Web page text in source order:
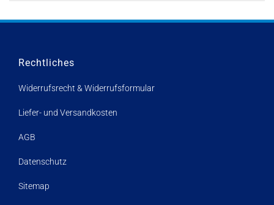
Rechtliches
Widerrufsrecht & Widerrufsformular
Liefer- und Versandkosten
AGB
Datenschutz
Sitemap